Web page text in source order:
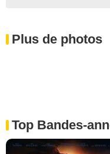
Plus de photos
Top Bandes-